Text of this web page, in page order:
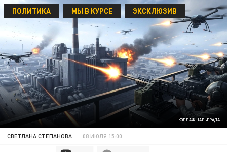
КОЛЛАЖ ЦАРЬГРАДА
ПОЛИТИКА МЫ В КУРСЕ ЭКСКЛЮЗИВ
СВЕТЛАНА СТЕПАНОВА 08 ИЮЛЯ 15:00